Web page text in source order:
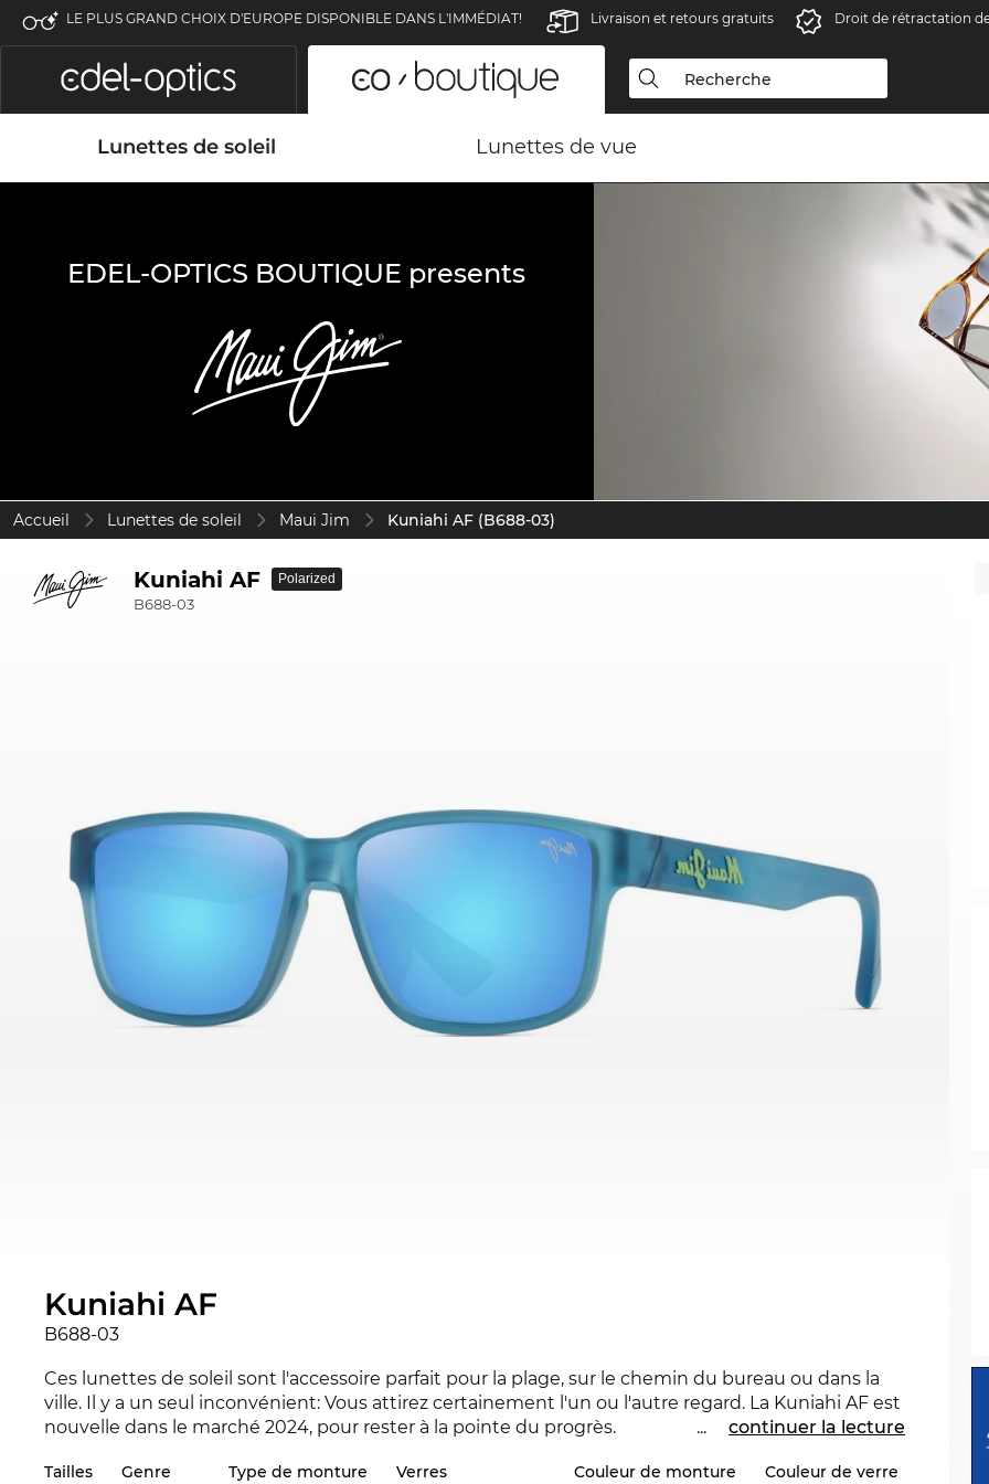
LE PLUS GRAND CHOIX D'EUROPE DISPONIBLE DANS L'IMMÉDIAT! Livraison et retours gratuits Droit de rétractation
Lunettes de soleil Lunettes de vue
EDEL-OPTICS BOUTIQUE presents
Accueil Lunettes de soleil Maui Jim Kuniahi AF (B688-03)
Kuniahi AF
B688-03
Polarized
Kuniahi AF
B688-03
Ces lunettes de soleil sont l'accessoire parfait pour la plage, sur le chemin du bureau ou dans la
ville. Il y a un seul inconvénient: Vous attirez certainement l'un ou l'autre regard. La Kuniahi AF est
nouvelle dans le marché 2024, pour rester à la pointe du progrès.
La monture est spécialement crée pour leshommes
. Avec ses lignes épurées Newschool Cool
... continuer la lecture
Tailles Genre Type de monture Verres Couleur de monture Couleur de verre